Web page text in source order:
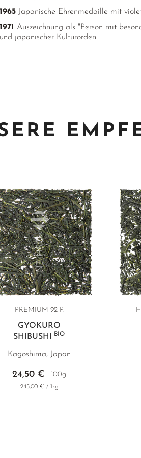
1965 Japanische Ehrenmedaille mit
1971
Auszeichnung als "Person mit
und japanischer Kulturorden
PREMIUM 92 P.
GYOKURO
SHIBUSHIBIO
Kagoshima, Japan
24,50 € 100g
245,00 € / 1kg